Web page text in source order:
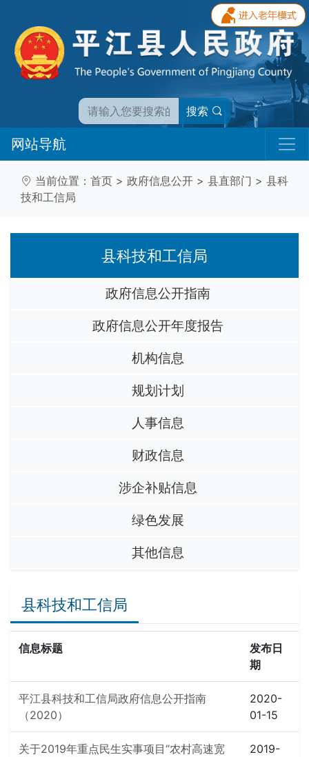
搜索
网站导航
当前位置： 首页 > 政府信息公开 > 县直部门 > 县科
技和工信局
县科技和工信局
政府信息公开指南
政府信息公开年度报告
机构信息
规划计划
人事信息
财政信息
涉企补贴信息
绿色发展
其他信息
县科技和工信局
信息标题
发布日
期
平江县科技和工信局政府信息公开指南
（2020）
2020-
01-15
关于2019年重点民生实事项目“农村高速宽
2019-